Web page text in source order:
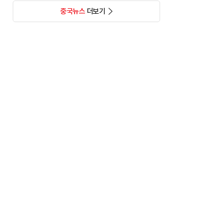
중국뉴스더보기